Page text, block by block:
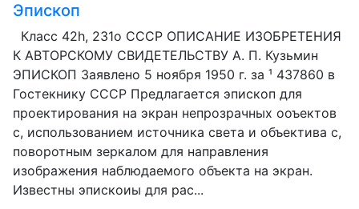
Эпископ
Класс 42h, 2З1о СССР ОПИСАНИЕ ИЗОБРЕТЕНИЯ
К АВТОРСКОМУ СВИДЕТЕЛЬСТВУ А. П. Кузьмин
ЭПИСКОП Заявлено 5 ноября 1950 г. за ¹ 437860 в
Гостекнику СССР Предлагается эпископ для
проектирования на экран непрозрачных ооъектов
с, использованием источника света и объектива с,
поворотным зеркалом для направления
изображения наблюдаемого объекта на экран.
Известны эпискоиы для рас...